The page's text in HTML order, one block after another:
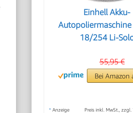
Einhell Akku-
Autopoliermaschine
18/254 Li-
55,95 €
Bei Amazon
* Anzeige Preis inkl. MwSt., zzgl.